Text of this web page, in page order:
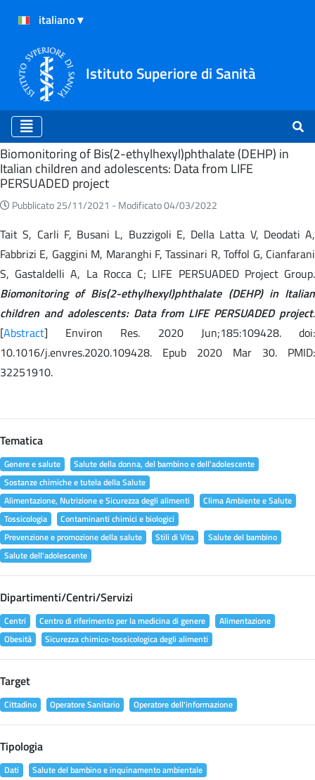
Istituto Superiore di Sanità
Home
Biomonitoring of Bis(2-ethylhexyl)phthalate (DEHP) in
Italian children and adolescents: Data from LIFE
PERSUADED project
Pubblicato 25/11/2021 - Modificato 04/03/2022
Tait S, Carli F, Busani L, Buzzigoli E, Della Latta V, Deodati A,
Fabbrizi E, Gaggini M, Maranghi F, Tassinari R, Toffol G, Cianfarani
S, Gastaldelli A, La Rocca C; LIFE PERSUADED Project Group.
Biomonitoring of Bis(2-ethylhexyl)phthalate (DEHP) in Italian
children and adolescents: Data from LIFE PERSUADED project.
[Abstract] Environ Res. 2020 Jun;185:109428. doi:
10.1016/j.envres.2020.109428. Epub 2020 Mar 30. PMID:
32251910.
Tematica
Genere e salute
Salute della donna, del bambino e dell'adolescente
Sostanze chimiche e tutela della Salute
Alimentazione, Nutrizione e Sicurezza degli alimenti
Clima Ambiente e Salute
Tossicologia
Contaminanti chimici e biologici
Prevenzione e promozione della salute
Stili di Vita
Salute del bambino
Salute dell'adolescente
Dipartimenti/Centri/Servizi
Centri Centro di riferimento per la medicina di genere
Alimentazione
Obesità
Sicurezza chimico-tossicologica degli alimenti
Target
Cittadino Operatore Sanitario Operatore dell'informazione
Tipologia
Dati
Salute del bambino e inquinamento ambientale